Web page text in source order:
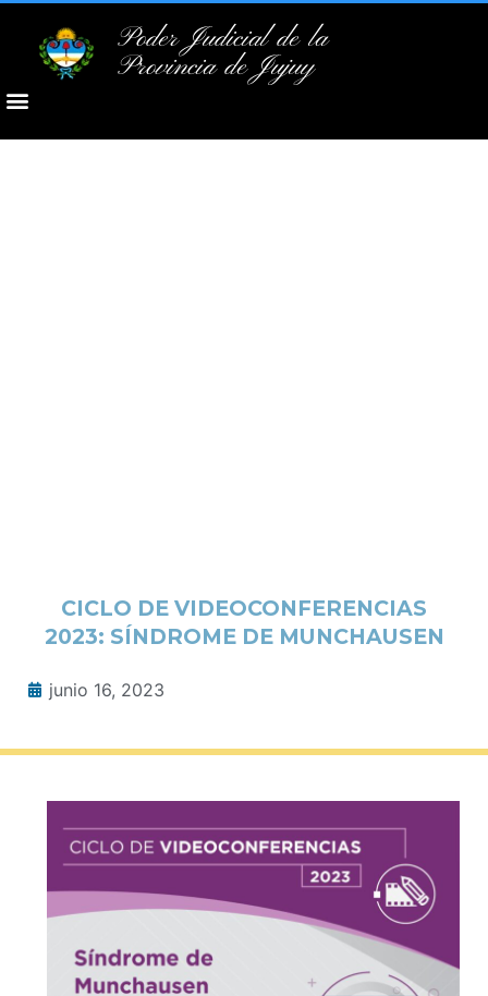
Poder Judicial de la
Provincia de Jujuy
CICLO DE VIDEOCONFERENCIAS
2023: SÍNDROME DE MUNCHAUSEN
junio 16, 2023